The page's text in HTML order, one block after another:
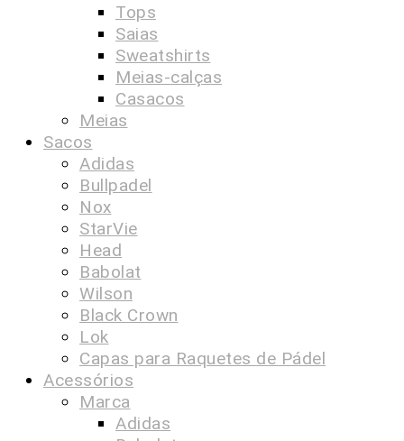
Tops
Saias
Sweatshirts
Meias-calças
Casacos
Meias
Sacos
Adidas
Bullpadel
Nox
StarVie
Head
Babolat
Wilson
Black Crown
Lok
Capas para Raquetes de Pádel
Acessórios
Marca
Adidas